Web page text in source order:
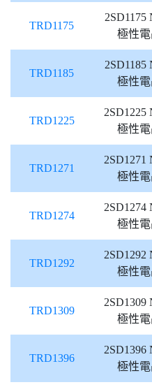
TRD1175
2SD1175
極性
TRD1185
2SD1185
極性
TRD1225
2SD1225
極性
TRD1271
2SD1271
極性
TRD1274
2SD1274
極性
TRD1292
2SD1292
極性
TRD1309
2SD1309
極性
TRD1396
2SD1396
極性